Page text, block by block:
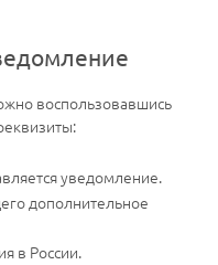
воспользовавшись
уведомление.
дополнительное
в России.